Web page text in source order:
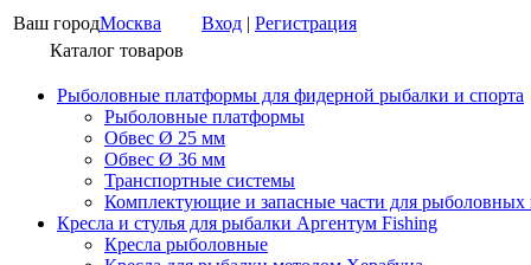
Ваш городМосква Вход | Регистрация
Каталог товаров
Рыболовные платформы для фидерной рыбалки и спорта
Рыболовные платформы
Обвес Ø 25 мм
Обвес Ø 36 мм
Транспортные системы
Комплектующие и запасные части для рыболовных
Кресла и стулья для рыбалки Аргентум Fishing
Кресла рыболовные